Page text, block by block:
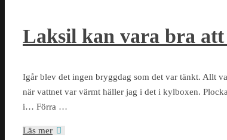
Laksil kan vara bra att
Igår blev det ingen bryggdag som det var tänkt. Allt
när vattnet var värmt häller jag i det i kylboxen.
i… Förra …
Läs mer